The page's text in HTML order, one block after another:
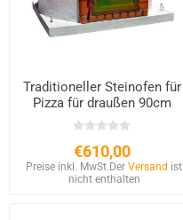
Traditioneller Steinofen für
Pizza für draußen 90cm
€610,00
Preise inkl. MwSt. DerVersand ist
nicht enthalten